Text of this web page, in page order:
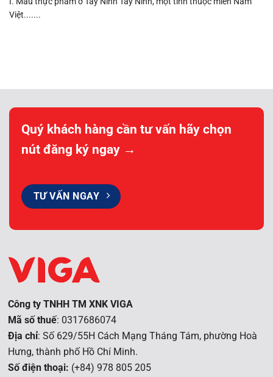
Việt.......
Quý khách hàng cần tư vấn hãy chọn
nút đăng ký ngay →
TƯ VẤN NGAY
Công ty TNHH TM XNK VIGA
Mã số thuế: 0317686074
Địa chỉ: Số 629/55H Cách Mạng Tháng Tám, phường Hoà
Hưng, thành phố Hồ Chí Minh.
Số điện thoại: (+84) 978 805 205